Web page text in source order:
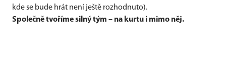
kde se bude hrát není ještě rozhodnuto).
Společně tvoříme silný tým – na kurtu i mimo něj.